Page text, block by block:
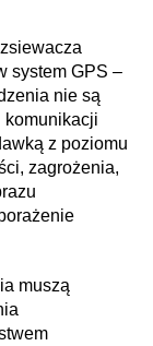
system GPS –
nie są
komunikacji
z poziomu
zagrożenia,
muszą